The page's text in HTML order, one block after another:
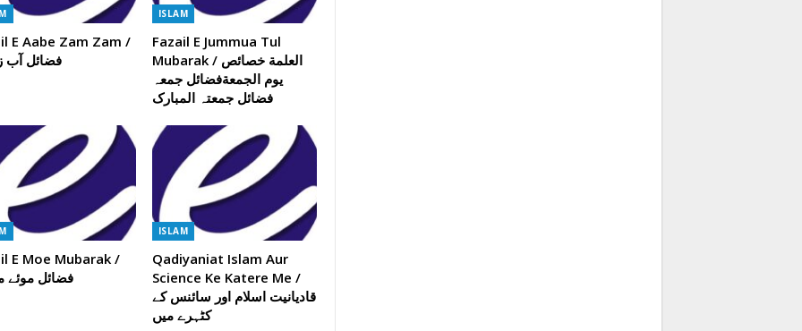
E Aabe Zam Zam /
فضائل آب
ISLAM
Fazail E Jummua Tul
Mubarak / العلمة خصائص
یوم الجمعةفضائل جمعہ
فضائل جمعتہ المبارک
E Moe Mubarak /
فضائل موئے
ISLAM
Qadiyaniat Islam Aur
Science Ke Katere Me /
قادیانیت اسلام اور سائنس کے
کٹہرے میں